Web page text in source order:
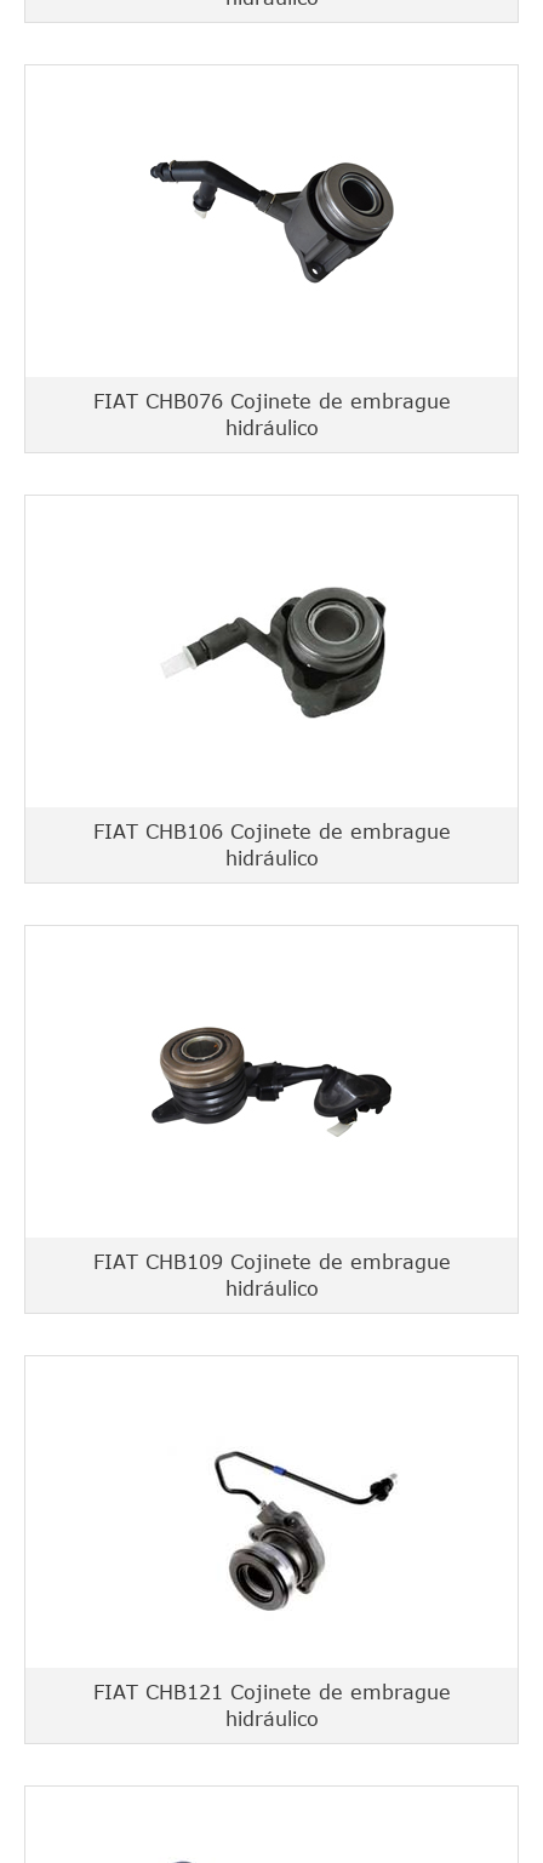
FIAT CHB076 Cojinete de embrague
hidráulico
FIAT CHB106 Cojinete de embrague
hidráulico
FIAT CHB109 Cojinete de embrague
hidráulico
FIAT CHB121 Cojinete de embrague
hidráulico